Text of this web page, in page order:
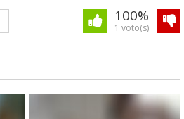
100%
1 voto(s)